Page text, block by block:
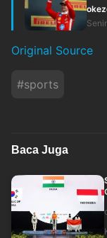
Original Source
#sports
Baca Juga